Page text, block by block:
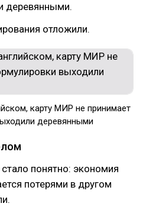
деревянными.
отложили.
карту МИР не принимает
деревянными
понятно: экономия
потерями в другом